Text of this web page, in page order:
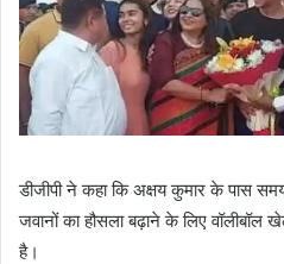
डीजीपी ने कहा कि अक्षय कुमार के पास
जवानों का हौसला बढ़ाने के लिए वॉलीबॉल
है।